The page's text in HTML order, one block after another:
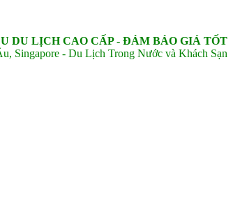
DU LỊCH CAO CẤP - ĐẢM BẢO GIÁ TỐT
Singapore - Du Lịch Trong Nước và Khách Sạn